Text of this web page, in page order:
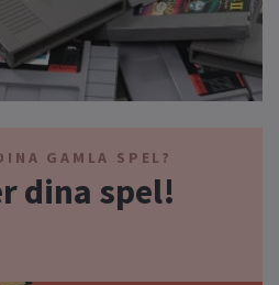
GAMLA SPEL?
dina spel!